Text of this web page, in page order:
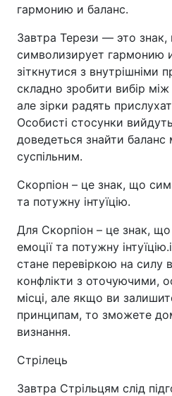
гармонию и баланс.
Завтра Терези — это знак,
символизирует гармонию
зіткнутися з внутрішніми
складно зробити вибір
але зірки радять
Особисті стосунки
доведеться знайти баланс
суспільним.
Скорпіон – це знак, що
та потужну інтуїцію.
Для Скорпіон – це знак, що
емоції та потужну
стане перевіркою на силу
конфлікти з оточуючими,
місці, але якщо ви
принципам, то зможете
визнання.
Стрілець
Завтра Стрільцям слід